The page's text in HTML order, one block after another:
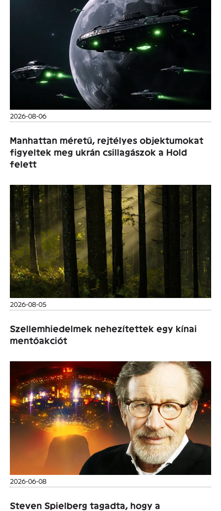
2026-08-06
Manhattan méretű, rejtélyes objektumokat
figyeltek meg ukrán csillagászok a Hold
felett
2026-08-05
Szellemhiedelmek nehezítettek egy kínai
mentőakciót
2026-06-08
Steven Spielberg tagadta, hogy a